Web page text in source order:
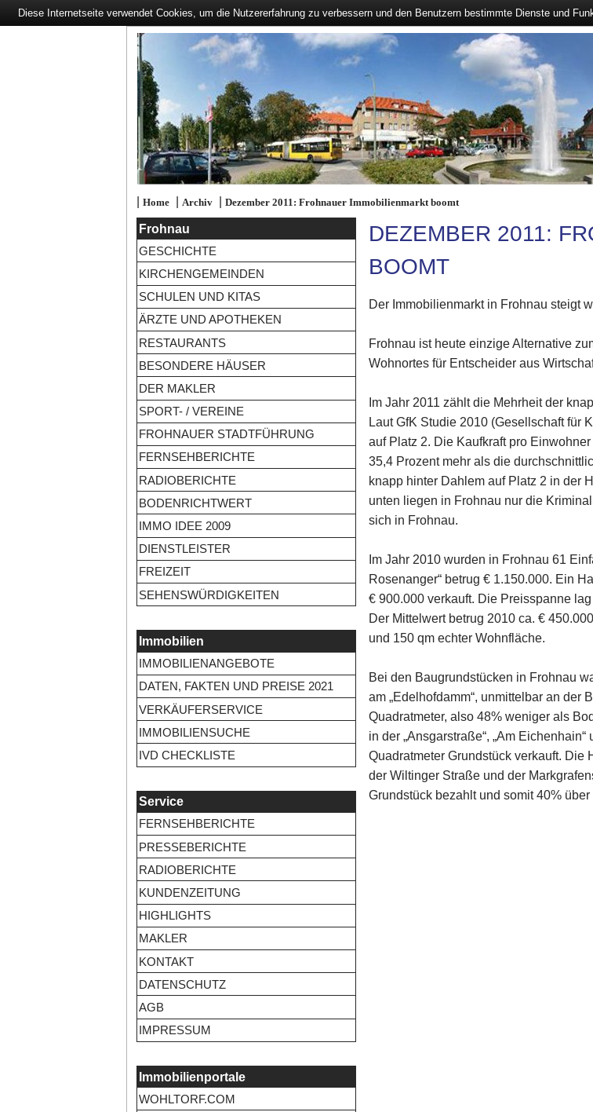
| Home| Archiv| Dezember 2011: Frohnauer Immobilienmarkt boomt
Frohnau
GESCHICHTE
KIRCHENGEMEINDEN
SCHULEN UND KITAS
ÄRZTE UND APOTHEKEN
RESTAURANTS
BESONDERE HÄUSER
DER MAKLER
SPORT- / VEREINE
FROHNAUER STADTFÜHRUNG
FERNSEHBERICHTE
RADIOBERICHTE
BODENRICHTWERT
IMMO IDEE 2009
DIENSTLEISTER
FREIZEIT
SEHENSWÜRDIGKEITEN
Immobilien
IMMOBILIENANGEBOTE
DATEN, FAKTEN UND PREISE 2021
VERKÄUFERSERVICE
IMMOBILIENSUCHE
IVD CHECKLISTE
Service
FERNSEHBERICHTE
PRESSEBERICHTE
RADIOBERICHTE
KUNDENZEITUNG
HIGHLIGHTS
MAKLER
KONTAKT
DATENSCHUTZ
AGB
IMPRESSUM
Immobilienportale
WOHLTORF.COM
DEZEMBER 2011:
BOOMT
Der Immobilienmarkt in Frohnau steigt
Frohnau ist heute einzige Alternative
Wohnortes für Entscheider aus
Im Jahr 2011 zählt die Mehrheit der
Laut GfK Studie 2010 (Gesellschaft für
auf Platz 2. Die Kaufkraft pro
35,4 Prozent mehr als die
knapp hinter Dahlem auf Platz 2 in der
unten liegen in Frohnau nur die
sich in Frohnau.
Im Jahr 2010 wurden in Frohnau 61
Rosenanger“ betrug € 1.150.000. Ein
€ 900.000 verkauft. Die Preisspanne
Der Mittelwert betrug 2010 ca. €
und 150 qm echter Wohnfläche.
Bei den Baugrundstücken in Frohnau
am „Edelhofdamm“, unmittelbar an
Quadratmeter, also 48% weniger als
in der „Ansgarstraße“, „Am
Quadratmeter Grundstück verkauft.
der Wiltinger Straße und der
Grundstück bezahlt und somit 40%
Diese Internetseite verwendet Cookies, um die Nutzererfahrung zu verbessern und den Benutzern bestimmte Dienste und